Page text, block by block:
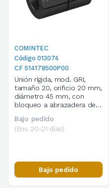
COMINTEC
Código 013074
CF 514178500P00
Unión rígida, mod. GRI,
tamaño 20, orificio 20 mm,
diámetro 45 mm, con
bloqueo a abrazadera de 1
Bajo pedido
(Env. 20-21 días)
Bajo pedido